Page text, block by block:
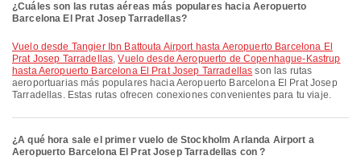
¿Cuáles son las rutas aéreas más populares hacia Aeropuerto
Barcelona El Prat Josep Tarradellas?
Vuelo desde Tangier Ibn Battouta Airport hasta Aeropuerto Barcelona El
Prat Josep Tarradellas,Vuelo desde Aeropuerto de Copenhague-Kastrup
hasta Aeropuerto Barcelona El Prat Josep Tarradellas son las rutas
aeroportuarias más populares hacia Aeropuerto Barcelona El Prat Josep
Tarradellas. Estas rutas ofrecen conexiones convenientes para tu viaje.
¿A qué hora sale el primer vuelo de Stockholm Arlanda Airport a
Aeropuerto Barcelona El Prat Josep Tarradellas con ?